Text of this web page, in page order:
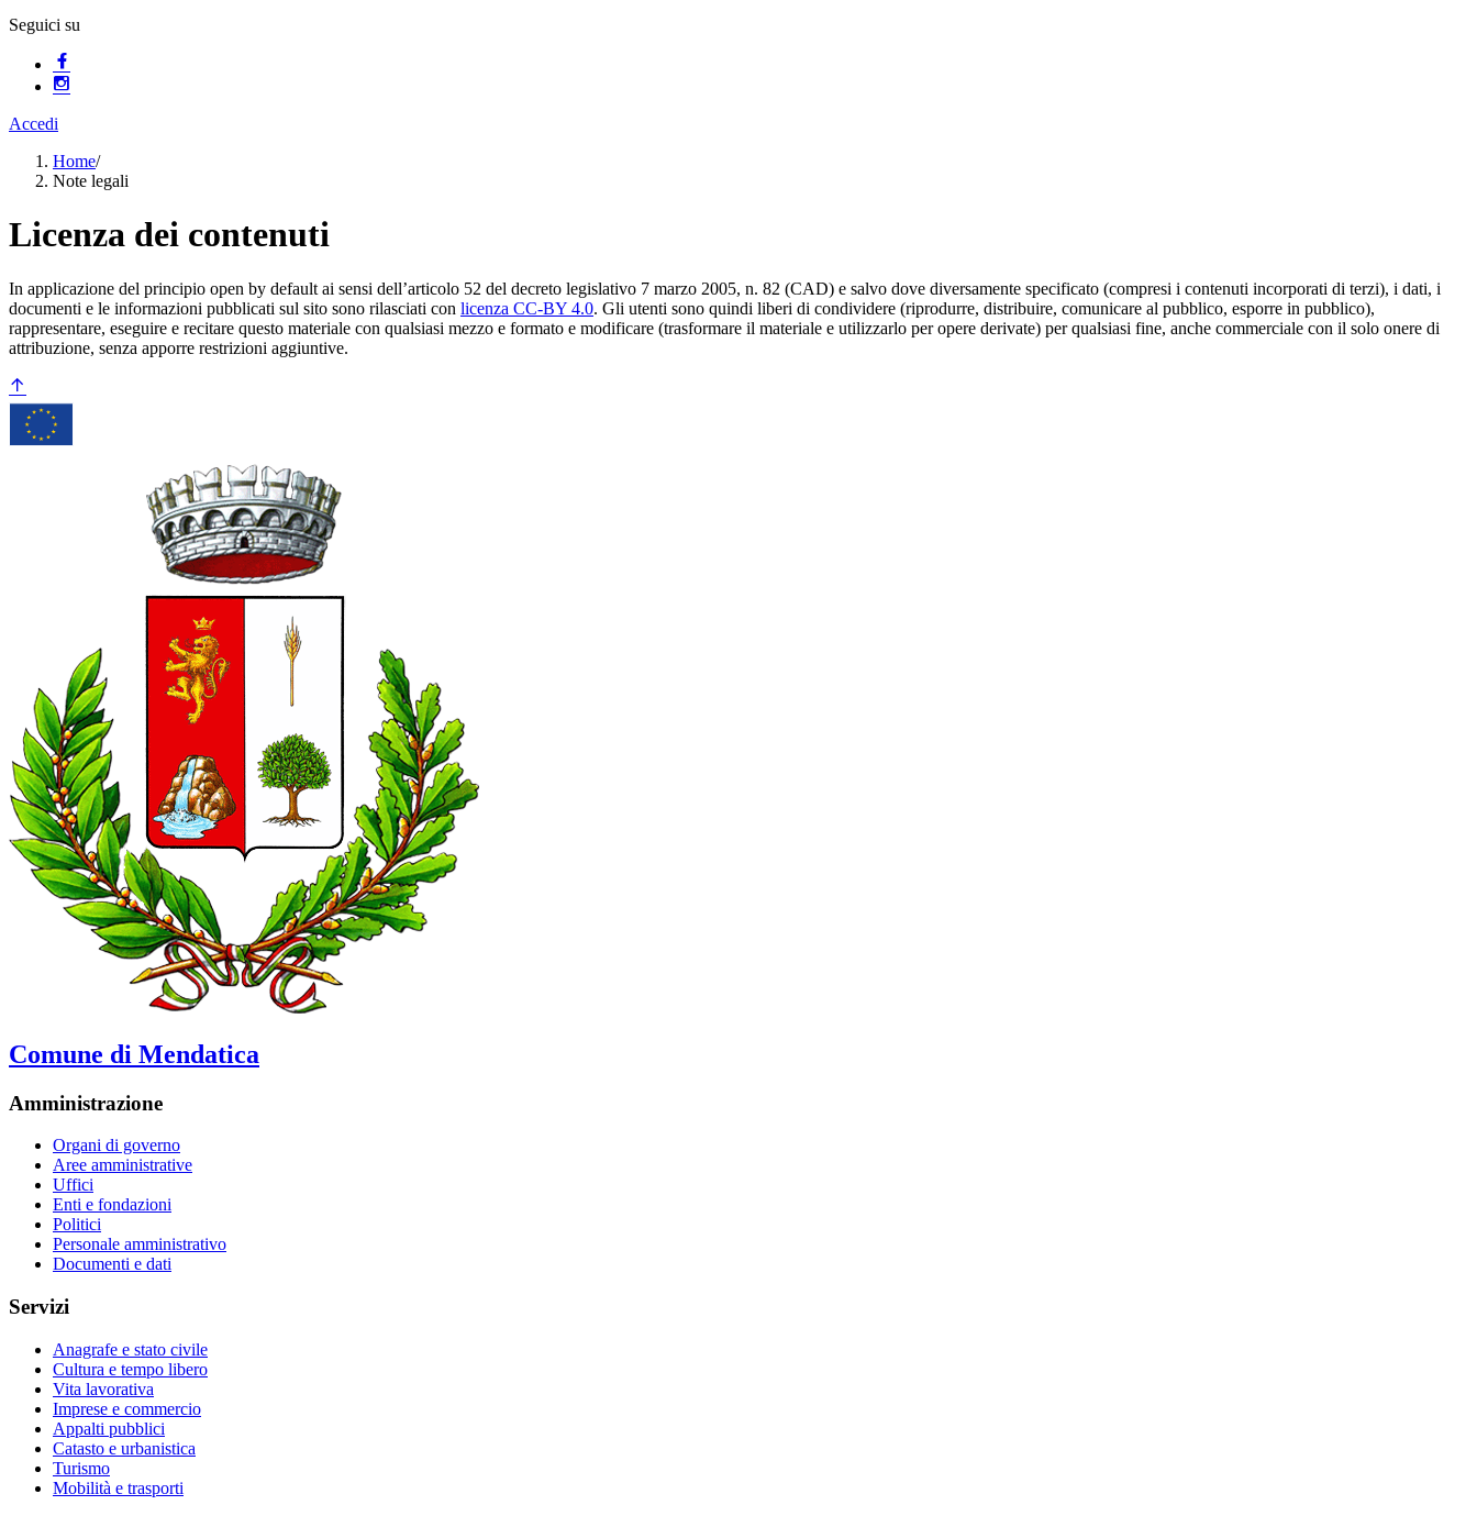
Seguici su
Accedi
Home/
Note legali
Licenza dei contenuti
In applicazione del principio open by default ai sensi dell’articolo 52 del decreto legislativo 7 marzo 2005, n. 82 (CAD) e salvo dove diversamente specificato (compresi i contenuti incorporati di terzi), i dati, i
documenti e le informazioni pubblicati sul sito sono rilasciati con licenza CC-BY 4.0. Gli utenti sono quindi liberi di condividere (riprodurre, distribuire, comunicare al pubblico, esporre in pubblico),
rappresentare, eseguire e recitare questo materiale con qualsiasi mezzo e formato e modificare (trasformare il materiale e utilizzarlo per opere derivate) per qualsiasi fine, anche commerciale con il solo onere di
attribuzione, senza apporre restrizioni aggiuntive.
Comune di Mendatica
Amministrazione
Organi di governo
Aree amministrative
Uffici
Enti e fondazioni
Politici
Personale amministrativo
Documenti e dati
Servizi
Anagrafe e stato civile
Cultura e tempo libero
Vita lavorativa
Imprese e commercio
Appalti pubblici
Catasto e urbanistica
Turismo
Mobilità e trasporti